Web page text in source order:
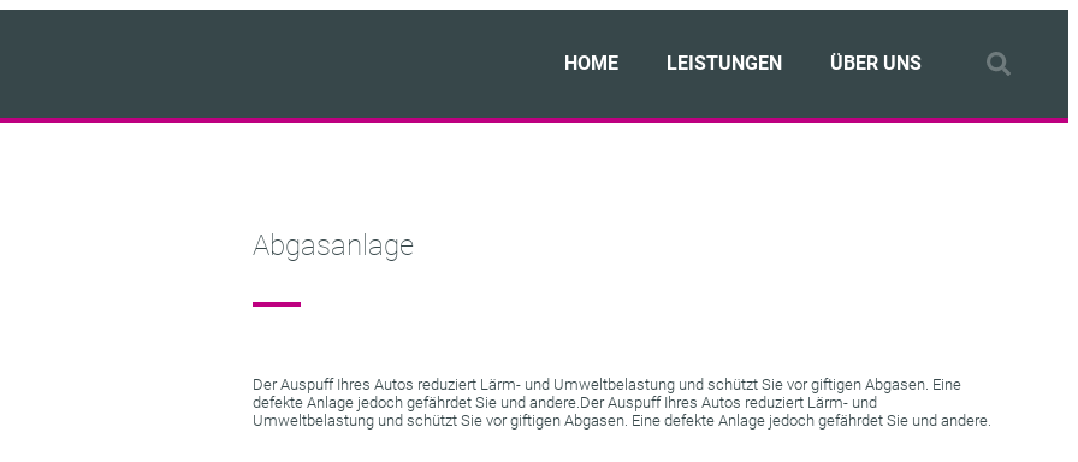
HOME LEISTUNGEN ÜBER UNS
Abgasanlage
Der Auspuff Ihres Autos reduziert Lärm- und Umweltbelastung und schützt Sie vor giftigen Abgasen. Eine
defekte Anlage jedoch gefährdet Sie und andere.Der Auspuff Ihres Autos reduziert Lärm- und
Umweltbelastung und schützt Sie vor giftigen Abgasen. Eine defekte Anlage jedoch gefährdet Sie und andere.